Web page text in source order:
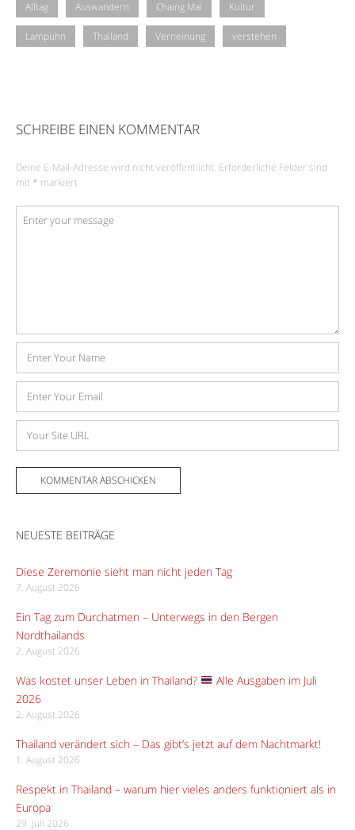
Alltag Auswandern Chaing Mai Kultur
Lampuhn Thailand Verneinung verstehen
SCHREIBE EINEN KOMMENTAR
Deine E-Mail-Adresse wird nicht veröffentlicht. Erforderliche Felder sind
mit * markiert
Kommentar
Name
Mail-
Website
NEUESTE BEITRÄGE
Diese Zeremonie sieht man nicht jeden Tag
7. August 2026
Ein Tag zum Durchatmen – Unterwegs in den Bergen
Nordthailands
2. August 2026
Was kostet unser Leben in Thailand?
Alle Ausgaben im Juli
2026
2. August 2026
Thailand verändert sich – Das gibt’s jetzt auf dem Nachtmarkt!
1. August 2026
Respekt in Thailand – warum hier vieles anders funktioniert als in
Europa
29. Juli 2026